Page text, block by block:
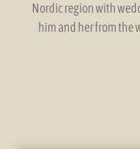
Nordic region with
him and her from the